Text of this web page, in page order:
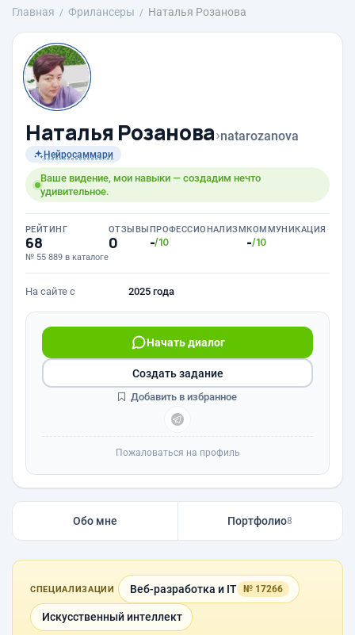
Главная Фрилансеры Наталья Розанова
Наталья Розанова›natarozanova
Нейросаммари
Ваше видение, мои навыки — создадим нечто
удивительное.
РЕЙТИНГ
68
№ 55 889 в каталоге
ОТЗЫВЫ
0
ПРОФЕССИОНАЛИЗМ
-/10
КОММУНИКАЦИЯ
-/10
На сайте с 2025 года
Начать диалог
Создать задание
Добавить в избранное
Пожаловаться на профиль
Обо мне Портфолио8
СПЕЦИАЛИЗАЦИИ Веб-разработка и IT № 17266
Искусственный интеллект